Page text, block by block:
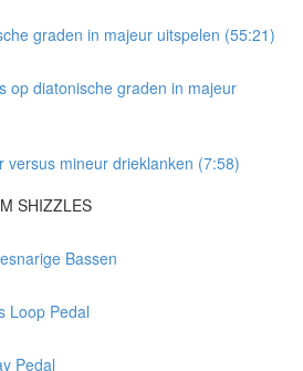
graden in majeur uitspelen (55:21)
op diatonische graden in majeur
versus mineur drieklanken (7:58)
SHIZZLES
Bassen
Loop Pedal
Pedal